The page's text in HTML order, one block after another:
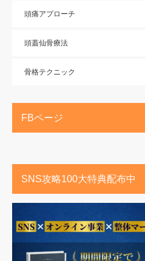
頭痛アプローチ
頭蓋仙骨療法
骨格テクニック
FBページ
SNS攻略100大特典配布中